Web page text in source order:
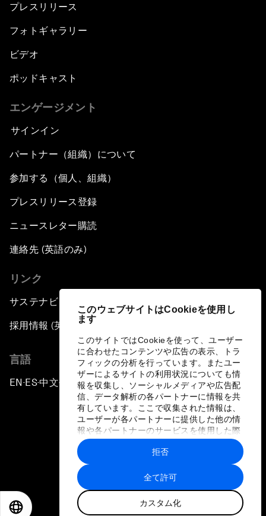
このウェブサイトはCookieを使用し
ます
このサイトではCookieを使って、ユーザー
に合わせたコンテンツや広告の表示、トラ
フィックの分析を行っています。またユー
ザーによるサイトの利用状況についても情
報を収集し、ソーシャルメディアや広告配
信、データ解析の各パートナーに情報を共
有しています。ここで収集された情報は、
ユーザーが各パートナーに提供した他の情
報や各パートナーのサービスを使用した際
に収集された情報と組み合わされ、各パー
トナーによって使用されることがありま
す。
全て許可
カスタム化
拒否
プレスリリース
フォトギャラリー
ビデオ
ポッドキャスト
エンゲージメント
サインイン
パートナー（組織）について
参加する（個人、組織）
プレスリリース登録
ニュースレター購読
連絡先 (英語のみ)
リンク
サステナビリティへの取り組み
採用情報 (英語のみ)
言語
EN ▪ES▪中文▪ 日本語
プライバシーポリシーと利用規約
サイトマップ
©
世界経済フォーラム